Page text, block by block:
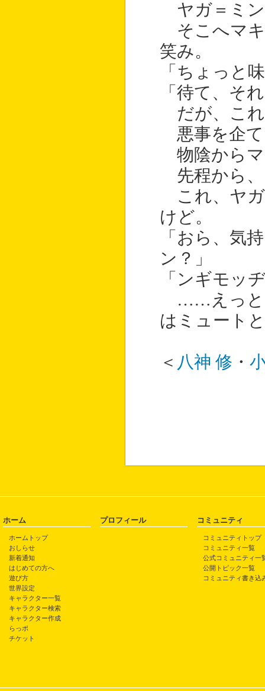
ヤガ＝ミン
そこへマキ
笑み。
「ちょっと
「待て、そ
だが、こ
悪事を企て
物陰からマ
先程から、
これ、ヤガ
けど。
「おら、気
ン？」
「ンギモッ
……えっと
はミュート
＜ 八神 修 ・
ホーム
ホームトップ
おしらせ
新着通知
はじめての方へ
遊び方
世界設定
キャラクター一覧
キャラクター検索
キャラクター作成
らっポ
チケット
プロフィール コミュニティ
コミュニティトップ
コミュニティ一覧
公式コミュニティ一
公開トピック一覧
コミュニティ書き込